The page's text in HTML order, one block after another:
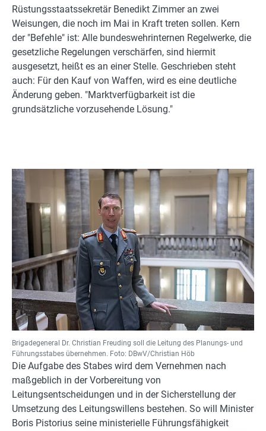
Rüstungsstaatssekretär Benedikt Zimmer an zwei
Weisungen, die noch im Mai in Kraft treten sollen. Kern
der "Befehle" ist: Alle bundeswehrinternen Regelwerke, die
gesetzliche Regelungen verschärfen, sind hiermit
ausgesetzt, heißt es an einer Stelle. Geschrieben steht
auch: Für den Kauf von Waffen, wird es eine deutliche
Änderung geben. "Marktverfügbarkeit ist die
grundsätzliche vorzusehende Lösung."
Brigadegeneral Dr. Christian Freuding soll die Leitung des Planungs- und
Führungsstabes übernehmen. Foto: DBwV/Christian Höb
Die Aufgabe des Stabes wird dem Vernehmen nach
maßgeblich in der Vorbereitung von
Leitungsentscheidungen und in der Sicherstellung der
Umsetzung des Leitungswillens bestehen. So will Minister
Boris Pistorius seine ministerielle Führungsfähigkeit